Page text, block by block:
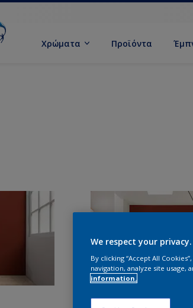
Χρώματα Προϊόντα
We respect your privacy.
By clicking “Accept All
navigation, analyze site usage,
information.